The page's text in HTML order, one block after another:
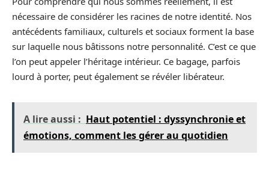
nécessaire de considérer les racines de notre identité. Nos
antécédents familiaux, culturels et sociaux forment la base
sur laquelle nous bâtissons notre personnalité. C’est ce que
l’on peut appeler l’héritage intérieur. Ce bagage, parfois
lourd à porter, peut également se révéler libérateur.
A lire aussi : Haut potentiel : dyssynchronie et
émotions, comment les gérer au quotidien